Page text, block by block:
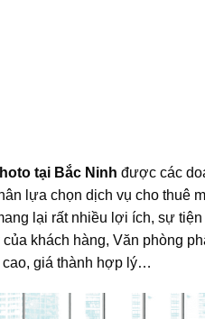
tại Bắc Ninh được các
lựa chọn dịch vụ cho thuê
lại rất nhiều lợi ích, sự tiện
khách hàng, Văn phòng
giá thành hợp lý…